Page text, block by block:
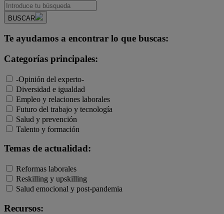
BUSCAR
Te ayudamos a encontrar lo que buscas:
Categorías principales:
-Opinión del experto-
Diversidad e igualdad
Empleo y relaciones laborales
Futuro del trabajo y tecnología
Salud y prevención
Talento y formación
Temas de actualidad:
Reformas laborales
Reskilling y upskilling
Salud emocional y post-pandemia
Recursos: